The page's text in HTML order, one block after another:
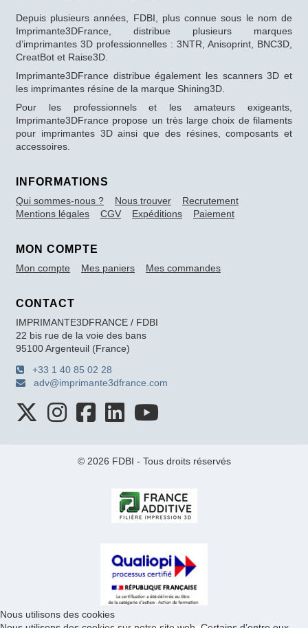
Depuis plusieurs années, FDBI, plus connue sous le nom de
Imprimante3DFrance, distribue plusieurs marques
d’imprimantes 3D professionnelles : 3NTR, Anisoprint, BNC3D,
CreatBot et Raise3D.
Imprimante3DFrance distribue également les scanners 3D et
les imprimantes résine de la marque Shining3D.
Pour les professionnels et les amateurs exigeants,
Imprimante3DFrance propose un très large choix de filaments
pour imprimantes 3D ainsi que des résines, composants et
accessoires.
INFORMATIONS
Qui sommes-nous ? Nous trouver
Recrutement
Mentions légales
CGV Expéditions Paiement
MON COMPTE
Mon compte Mes paniers Mes commandes
CONTACT
IMPRIMANTE3DFRANCE / FDBI
22 bis rue de la voie des bans
95100 Argenteuil (France)
+33 1 40 85 02 28
adv@imprimante3dfrance.com
© 2026 FDBI - Tous droits réservés
Nous utilisons des cookies